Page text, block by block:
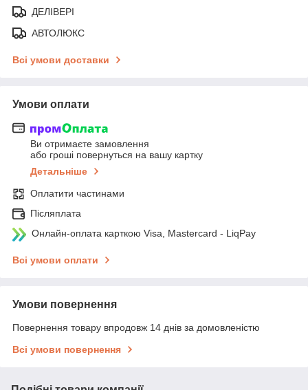
ДЕЛІВЕРІ
АВТОЛЮКС
Всі умови доставки
Умови оплати
Ви отримаєте замовлення
або гроші повернуться на вашу картку
Детальніше
Оплатити частинами
Післяплата
Онлайн-оплата карткою Visa, Mastercard - LiqPay
Всі умови оплати
Умови повернення
Повернення товару впродовж 14 днів за домовленістю
Всі умови повернення